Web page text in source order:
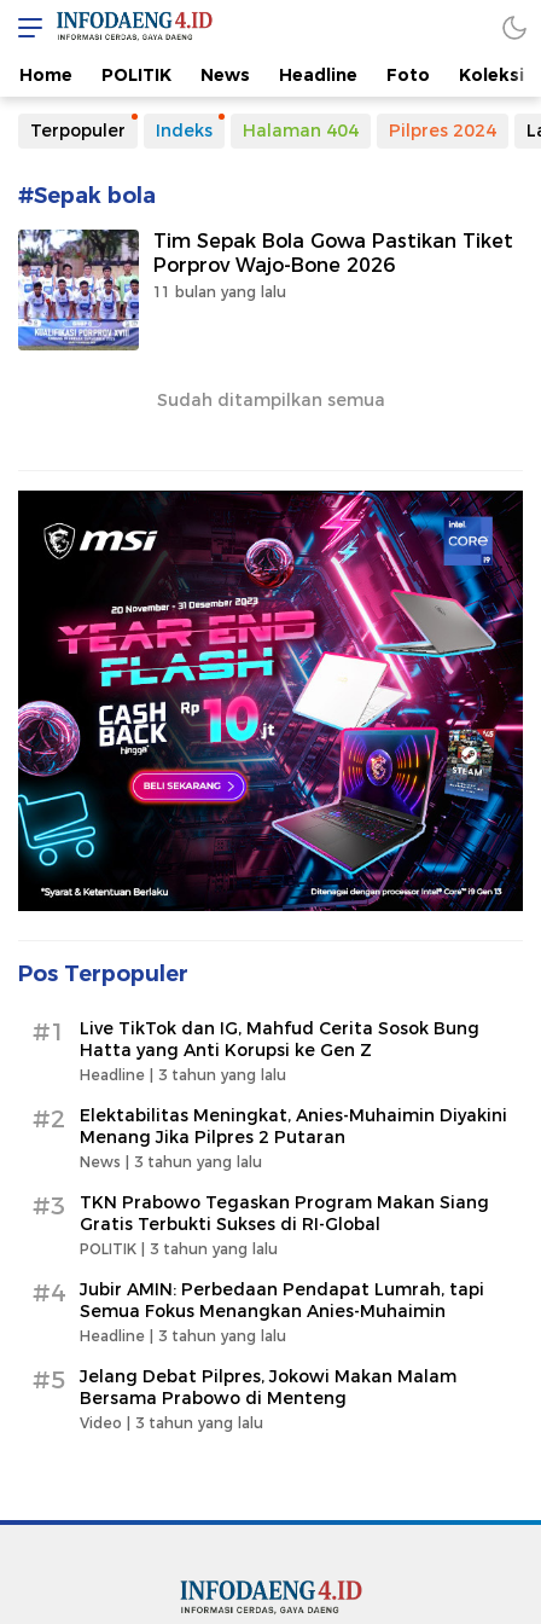
Home POLITIK News Headline Foto Koleksi
Terpopuler Indeks Halaman 404 Pilpres 2024
#Sepak bola
Tim Sepak Bola Gowa Pastikan Tiket
Porprov Wajo-Bone 2026
11 bulan yang lalu
Sudah ditampilkan semua
Pos Terpopuler
#1
Live TikTok dan IG, Mahfud Cerita Sosok Bung
Hatta yang Anti Korupsi ke Gen Z
Headline | 3 tahun yang lalu
#2
Elektabilitas Meningkat, Anies-Muhaimin Diyakini
Menang Jika Pilpres 2 Putaran
News | 3 tahun yang lalu
#3
TKN Prabowo Tegaskan Program Makan Siang
Gratis Terbukti Sukses di RI-Global
POLITIK | 3 tahun yang lalu
#4
Jubir AMIN: Perbedaan Pendapat Lumrah, tapi
Semua Fokus Menangkan Anies-Muhaimin
Headline | 3 tahun yang lalu
#5
Jelang Debat Pilpres, Jokowi Makan Malam
Bersama Prabowo di Menteng
Video | 3 tahun yang lalu